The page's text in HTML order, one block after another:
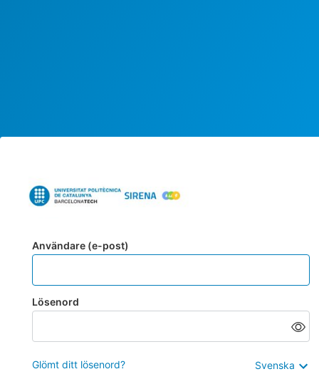
Användare (e-post)
Lösenord
Glömt ditt lösenord? Svenska